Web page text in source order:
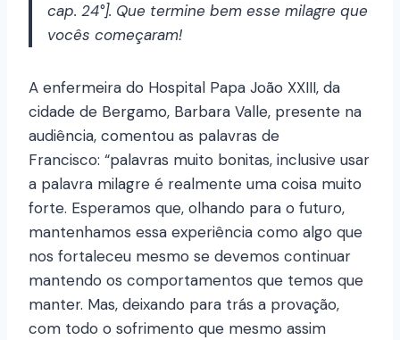
cap. 24°]. Que termine bem esse milagre que
vocês começaram!
A enfermeira do Hospital Papa João XXIII, da
cidade de Bergamo, Barbara Valle, presente na
audiência, comentou as palavras de
Francisco: “palavras muito bonitas, inclusive usar
a palavra milagre é realmente uma coisa muito
forte. Esperamos que, olhando para o futuro,
mantenhamos essa experiência como algo que
nos fortaleceu mesmo se devemos continuar
mantendo os comportamentos que temos que
manter. Mas, deixando para trás a provação,
com todo o sofrimento que mesmo assim